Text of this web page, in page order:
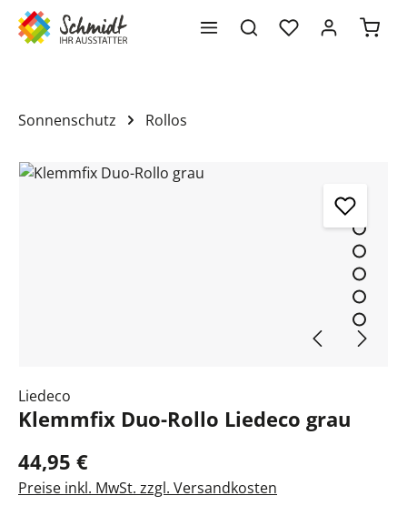
springen
Sonnenschutz Rollos
Bildergalerie überspringen
Liedeco
Klemmfix Duo-Rollo Liedeco grau
44,95 €
Preise inkl. MwSt. zzgl. Versandkosten